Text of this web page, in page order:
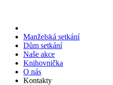
Manželská setkání
Dům setkání
Naše akce
Knihov­nička
O nás
Kontakty